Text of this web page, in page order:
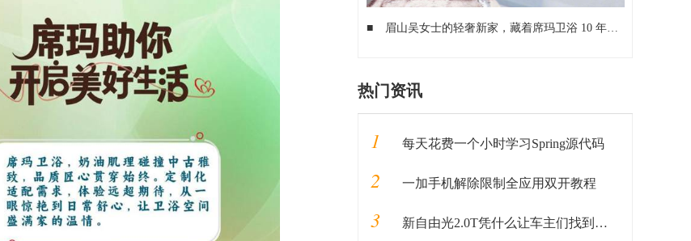
■ 眉山吴女士的轻奢新家，藏着席玛卫浴 10 年不变的信赖
热门资讯
1 每天花费一个小时学习Spring源代码
2 一加手机解除限制全应用双开教程
3 新自由光2.0T凭什么让车主们找到了诗与远方？